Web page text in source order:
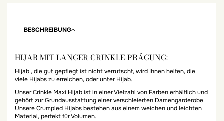
BESCHREIBUNG
HIJAB MIT LANGER CRINKLE-PRÄGUNG:
Hijab , die gut gepflegt ist nicht verrutscht, wird Ihnen helfen, die
viele Hijabs zu erreichen, oder unter Hijab.
Unser Crinkle Maxi Hijab ist in einer Vielzahl von Farben erhältlich und
gehört zur Grundausstattung einer verschleierten Damengarderobe.
Unsere Crumpled Hijabs bestehen aus einem weichen und leichten
Material, perfekt für Volumen.